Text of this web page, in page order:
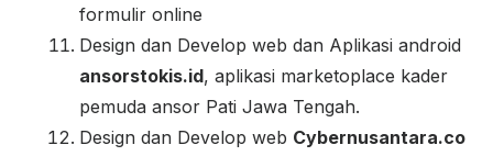
formulir online
Design dan Develop web dan Aplikasi android
ansorstokis.id, aplikasi marketoplace kader
pemuda ansor Pati Jawa Tengah.
Design dan Develop web Cybernusantara.co